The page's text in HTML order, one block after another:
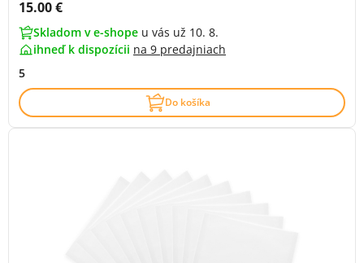
Cena s DPH:
15.00 €
Skladom v e-shope u vás už 10. 8.
ihneď k dispozícii na 9 predajniach
5
Do košíka